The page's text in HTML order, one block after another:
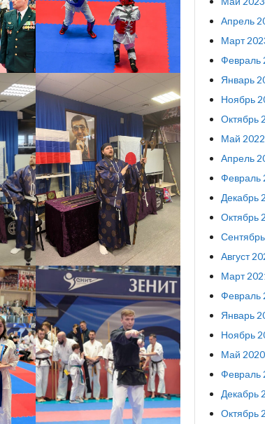
Апрель
Март
Февраль
Январь
Ноябрь
Октябрь
Май 2022
Апрель
Февраль
Декабрь
Октябрь
Август
Март
Февраль
Январь
Ноябрь
Май 2020
Февраль
Декабрь
Октябрь